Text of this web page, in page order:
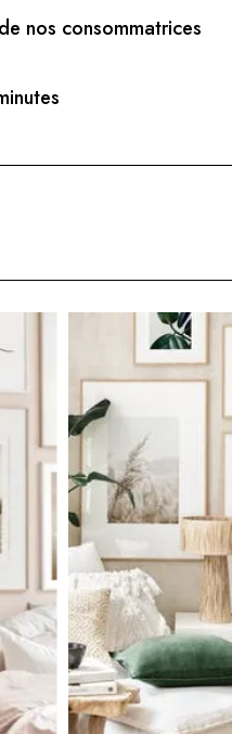
nos consommatrices